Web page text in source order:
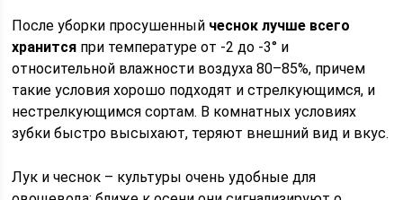
После уборки просушенный чеснок лучше всего
хранится при температуре от -2 до -3° и
относительной влажности воздуха 80–85%, причем
такие условия хорошо подходят и стрелкующимся, и
нестрелкующимся сортам. В комнатных условиях
зубки быстро высыхают, теряют внешний вид и вкус.
Лук и чеснок – культуры очень удобные для